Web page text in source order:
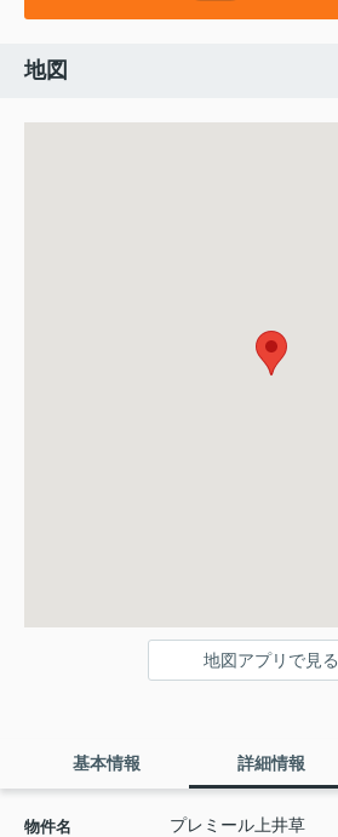
地図
地図アプリで見る
基本情報 詳細情報
物件名 プレミール上井草